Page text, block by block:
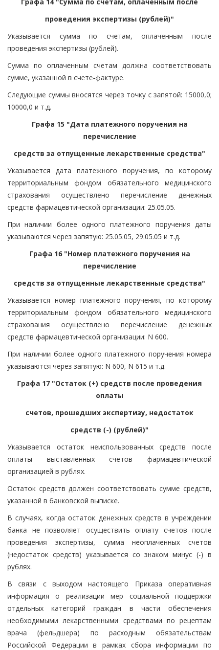
проведения экспертизы (рублей)"
Указывается сумма по счетам, оплаченным после
проведения экспертизы (рублей).
Сумма по оплаченным счетам должна соответствовать
сумме, указанной в счете-фактуре.
Следующие суммы вносятся через точку с запятой: 15000,0;
10000,0 и т.д.
Графа 15 "Дата платежного поручения на
перечисление
средств за отпущенные лекарственные средства"
Указывается дата платежного поручения, по которому
территориальным фондом обязательного медицинского
страхования осуществлено перечисление денежных
средств фармацевтической организации: 25.05.05.
При наличии более одного платежного поручения даты
указываются через запятую: 25.05.05, 29.05.05 и т.д.
Графа 16 "Номер платежного поручения на
перечисление
средств за отпущенные лекарственные средства"
Указывается номер платежного поручения, по которому
территориальным фондом обязательного медицинского
страхования осуществлено перечисление денежных
средств фармацевтической организации: N 600.
При наличии более одного платежного поручения номера
указываются через запятую: N 600, N 615 и т.д.
Графа 17 "Остаток (+) средств после проведения
оплаты
счетов, прошедших экспертизу, недостаток
средств (-) (рублей)"
Указывается остаток неиспользованных средств после
оплаты выставленных счетов фармацевтической
организацией в рублях.
Остаток средств должен соответствовать сумме средств,
указанной в банковской выписке.
В случаях, когда остаток денежных средств в учреждении
банка не позволяет осуществить оплату счетов после
проведения экспертизы, сумма неоплаченных счетов
(недостаток средств) указывается со знаком минус (-) в
рублях.
В связи с выходом настоящего Приказа оперативная
информация о реализации мер социальной поддержки
отдельных категорий граждан в части обеспечения
необходимыми лекарственными средствами по рецептам
врача (фельдшера) по расходным обязательствам
Российской Федерации в рамках сбора информации по